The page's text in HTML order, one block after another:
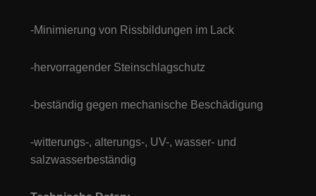
-Minimierung von Rissbildungen im Lack
-hervorragender Steinschlagschutz
-beständig gegen mechanische Beschädigung
-witterungs-, alterungs-, UV-, wasser- und
salzwasserbeständig